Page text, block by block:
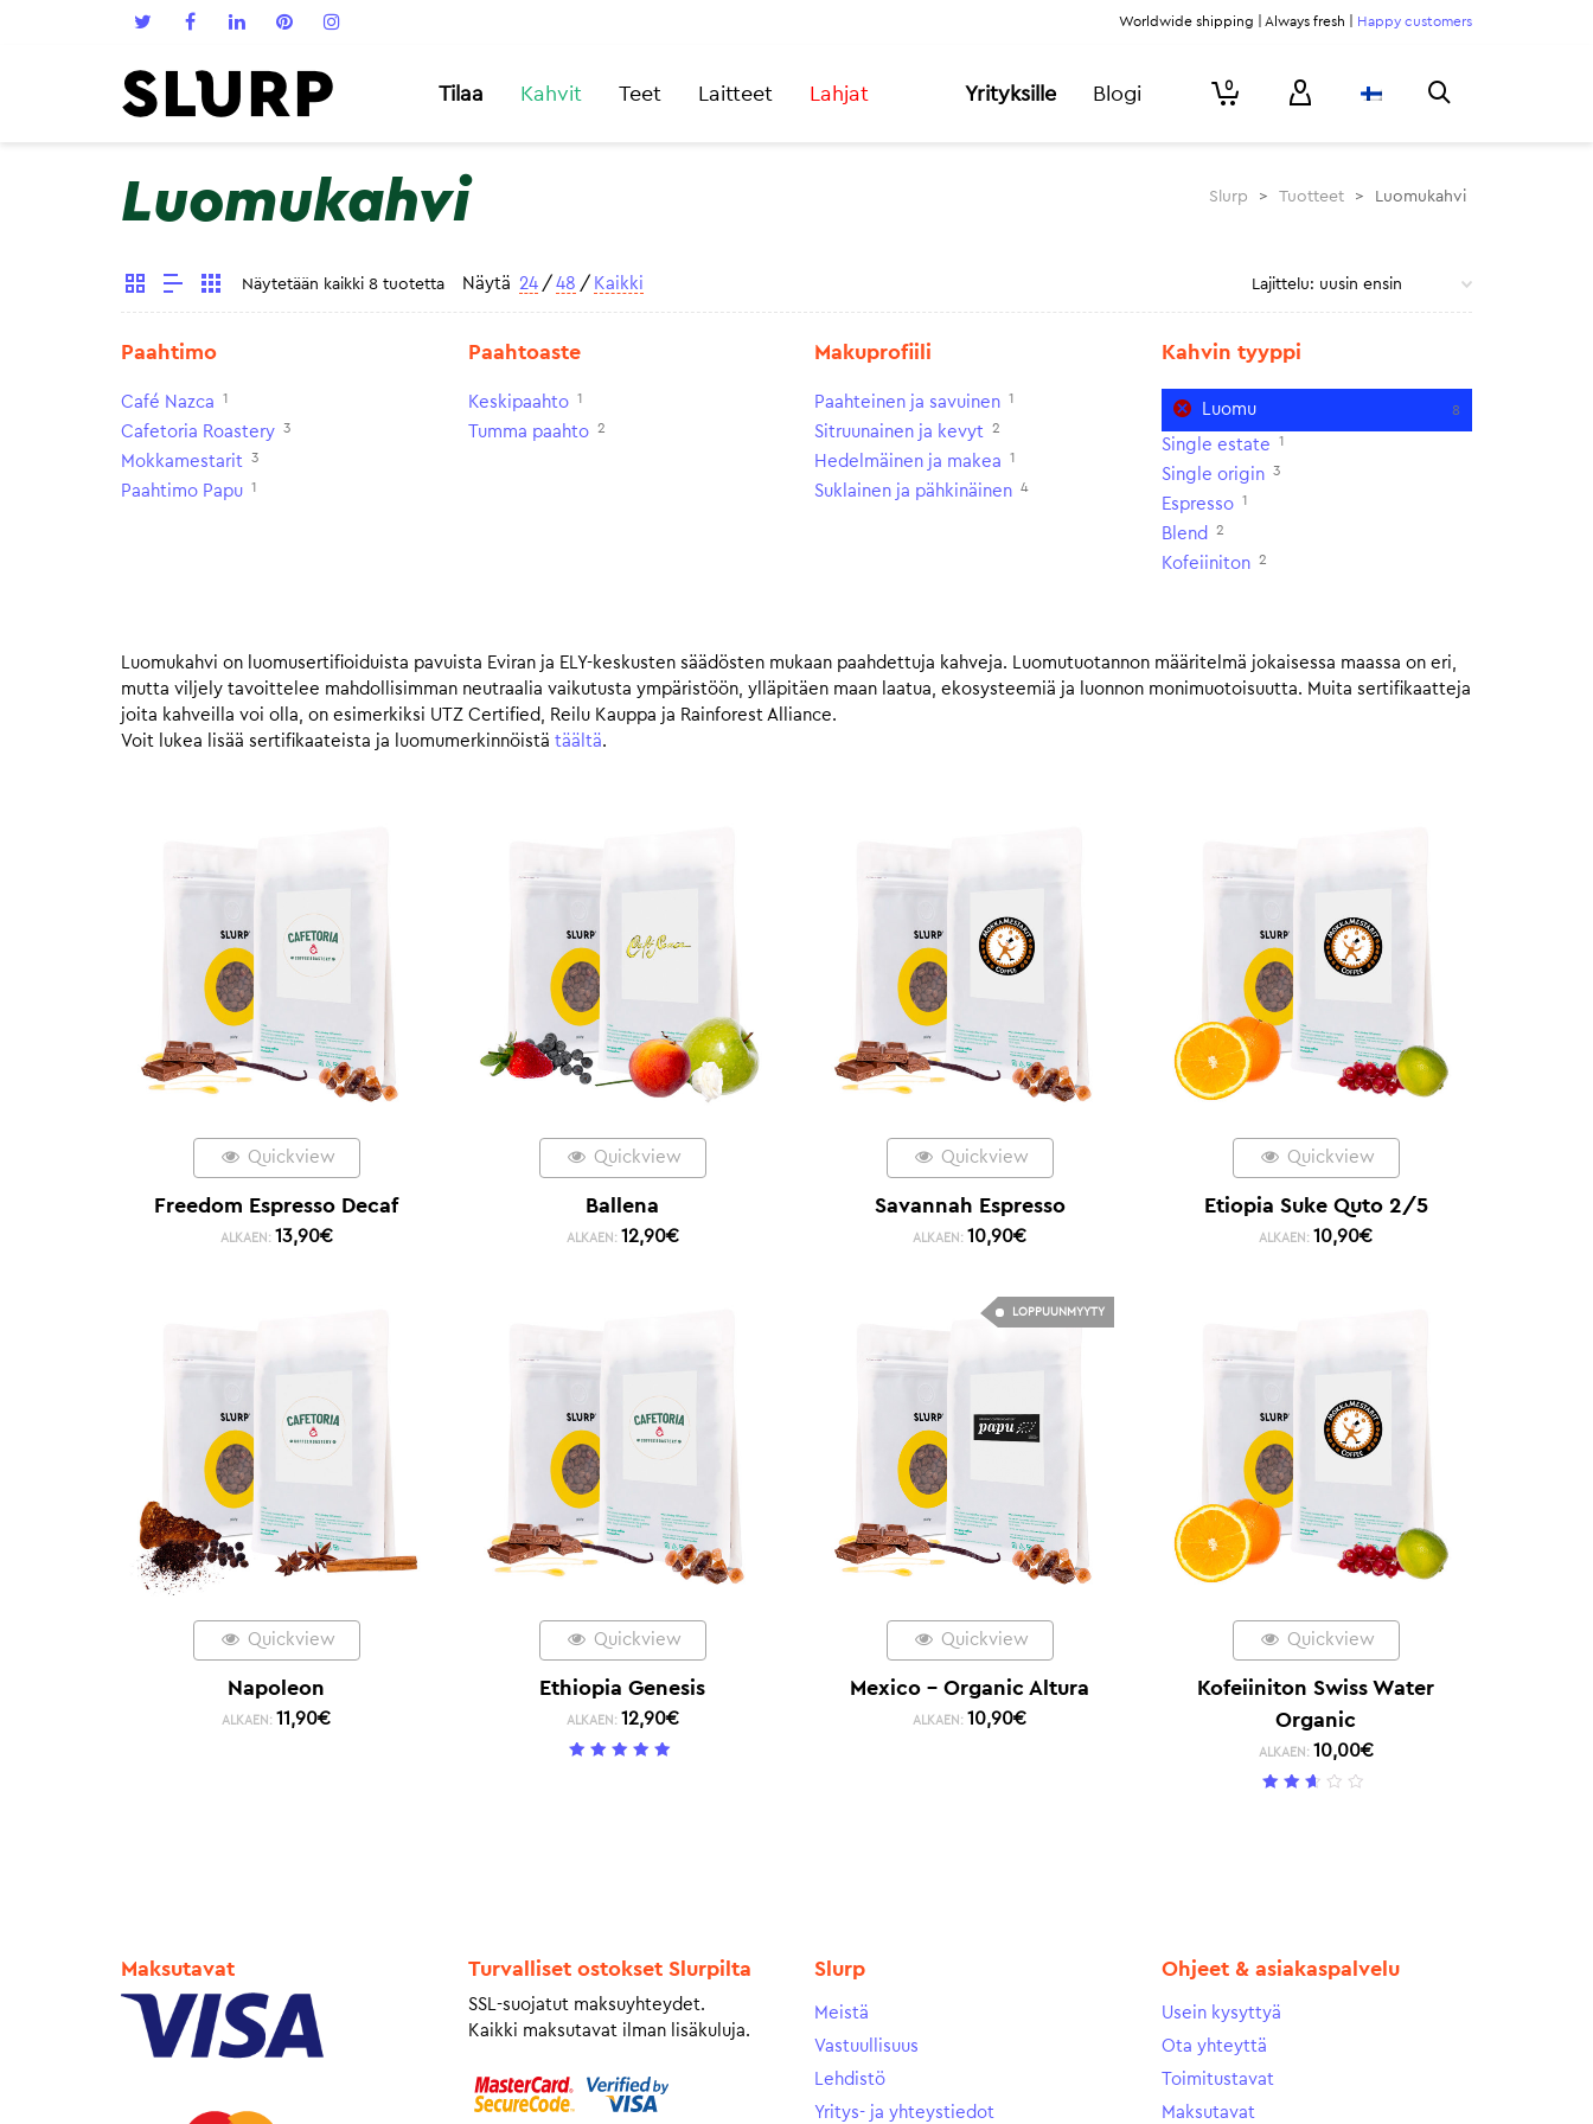
Worldwide shipping | Always fresh | Happy customers
Tilaa Kahvit Teet Laitteet Lahjat Yrityksille Blogi 0
Luomukahvi Slurp > Tuotteet > Luomukahvi
Näytetään kaikki 8 tuotetta Näytä 24 / 48 / Kaikki
Paahtimo
Café Nazca 1
Cafetoria Roastery 3
Mokkamestarit 3
Paahtimo Papu 1
Paahtoaste
Keskipaahto 1
Tumma paahto 2
Makuprofiili
Paahteinen ja savuinen 1
Sitruunainen ja kevyt 2
Hedelmäinen ja makea 1
Suklainen ja pähkinäinen 4
Kahvin tyyppi
Luomu 8
Single estate 1
Single origin 3
Espresso 1
Blend 2
Kofeiiniton 2
Luomukahvi on luomusertifioiduista pavuista Eviran ja ELY-keskusten säädösten mukaan paahdettuja kahveja. Luomutuotannon määritelmä jokaisessa maassa on eri,
mutta viljely tavoittelee mahdollisimman neutraalia vaikutusta ympäristöön, ylläpitäen maan laatua, ekosysteemiä ja luonnon monimuotoisuutta. Muita sertifikaatteja
joita kahveilla voi olla, on esimerkiksi UTZ Certified, Reilu Kauppa ja Rainforest Alliance.
Voit lukea lisää sertifikaateista ja luomumerkinnöistä täältä.
Quickview
Freedom Espresso Decaf
ALKAEN: 13,90€
Quickview
Ballena
ALKAEN: 12,90€
Quickview
Savannah Espresso
ALKAEN: 10,90€
Quickview
Etiopia Suke Quto 2/5
ALKAEN: 10,90€
Quickview
Napoleon
ALKAEN: 11,90€
Quickview
Ethiopia Genesis
ALKAEN: 12,90€
LOPPUUNMYYTY
Quickview
Mexico – Organic Altura
ALKAEN: 10,90€
Quickview
Kofeiiniton Swiss Water
Organic
ALKAEN: 10,00€
Maksutavat Turvalliset ostokset Slurpilta
SSL-suojatut maksuyhteydet.
Kaikki maksutavat ilman lisäkuluja.
Slurp
Meistä
Vastuullisuus
Lehdistö
Yritys- ja yhteystiedot
Ohjeet & asiakaspalvelu
Usein kysyttyä
Ota yhteyttä
Toimitustavat
Maksutavat